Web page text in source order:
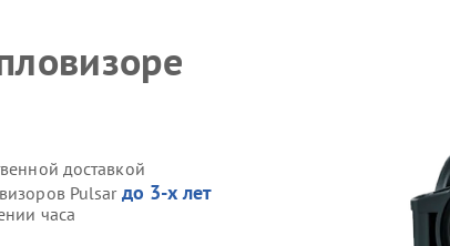
доставкой
Pulsar до 3-х лет
часа